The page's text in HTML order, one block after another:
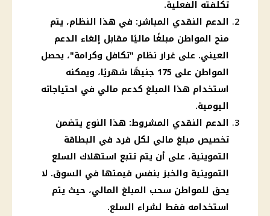
تكلفته الفعلية.
الدعم النقدي المباشر: في هذا النظام، يتم
منح المواطن مبلغًا ماليًا مقابل إلغاء الدعم
العيني. على غرار نظام "تكافل وكرامة"، يحصل
المواطن على 175 جنيهًا شهريًا، ويمكنه
استخدام هذا المبلغ كدعم مالي في احتياجاته
اليومية.
الدعم النقدي المشروط: هذا النوع يتضمن
تخصيص مبلغ مالي لكل فرد في البطاقة
التموينية، على أن يتم تتبع استهلاك السلع
التموينية والخبز بنفس قيمتها في السوق. لا
يحق للمواطن سحب المبلغ المالي، حيث يتم
استخدامه فقط لشراء السلع.